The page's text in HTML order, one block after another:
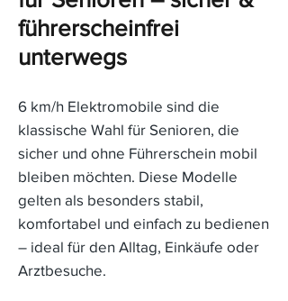
führerscheinfrei
unterwegs
6 km/h Elektromobile sind die
klassische Wahl für Senioren, die
sicher und ohne Führerschein mobil
bleiben möchten. Diese Modelle
gelten als besonders stabil,
komfortabel und einfach zu bedienen
– ideal für den Alltag, Einkäufe oder
Arztbesuche.